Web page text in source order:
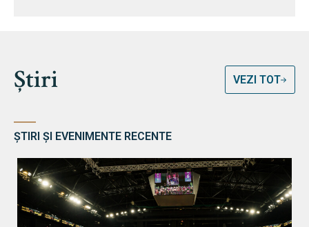
Știri VEZI TOT
ȘTIRI ȘI EVENIMENTE RECENTE